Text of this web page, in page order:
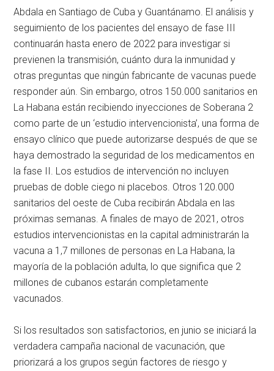
Abdala en Santiago de Cuba y Guantánamo. El análisis y
seguimiento de los pacientes del ensayo de fase III
continuarán hasta enero de 2022 para investigar si
previenen la transmisión, cuánto dura la inmunidad y
otras preguntas que ningún fabricante de vacunas puede
responder aún. Sin embargo, otros 150.000 sanitarios en
La Habana están recibiendo inyecciones de Soberana 2
como parte de un ‘estudio intervencionista’, una forma de
ensayo clínico que puede autorizarse después de que se
haya demostrado la seguridad de los medicamentos en
la fase II. Los estudios de intervención no incluyen
pruebas de doble ciego ni placebos. Otros 120.000
sanitarios del oeste de Cuba recibirán Abdala en las
próximas semanas. A finales de mayo de 2021, otros
estudios intervencionistas en la capital administrarán la
vacuna a 1,7 millones de personas en La Habana, la
mayoría de la población adulta, lo que significa que 2
millones de cubanos estarán completamente
vacunados.
Si los resultados son satisfactorios, en junio se iniciará la
verdadera campaña nacional de vacunación, que
priorizará a los grupos según factores de riesgo y